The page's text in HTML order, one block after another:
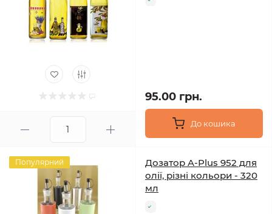
95.00 грн.
До кошика
Популярний
Дозатор A-Plus 952 для
олії, різні кольори - 320
мл